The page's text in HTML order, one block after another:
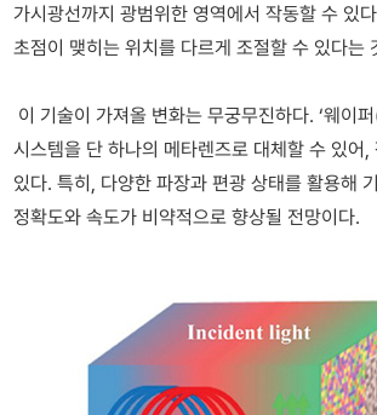
가시광선까지 광범위한 영역에서 작동할 수 있
초점이 맺히는 위치를 다르게 조절할 수 있다는
이 기술이 가져올 변화는 무궁무진하다. ‘웨이
시스템을 단 하나의 메타렌즈로 대체할 수 있
있다. 특히, 다양한 파장과 편광 상태를 활용해
정확도와 속도가 비약적으로 향상될 전망이다.